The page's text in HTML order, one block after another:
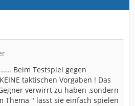
Beim Testspiel gegen
taktischen Vorgaben ! Das
verwirrt zu haben ,sondern
Thema " lasst sie einfach spielen